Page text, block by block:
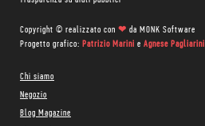
Copyright © realizzato con ❤ da MONK Software
Progetto grafico: Patrizio Marini e Agnese Pagliarini
Chi siamo
Negozio
Blog Magazine